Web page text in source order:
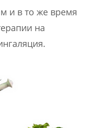
и в то же время
на